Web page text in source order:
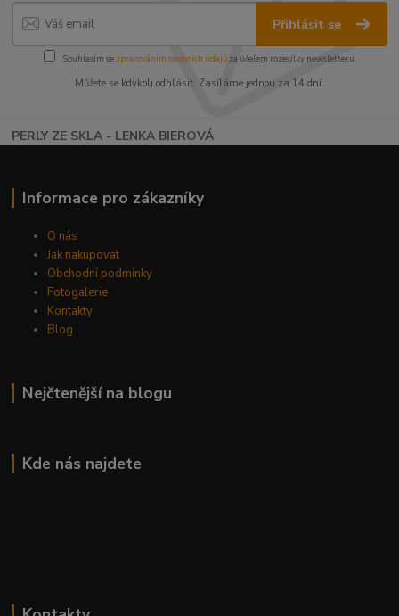
Přihlásit se
Souhlasím se zpracováním osobních údajůza účelem rozesílky newsletteru.
Můžete se kdykoli odhlásit. Zasíláme jednou za 14 dní.
PERLY ZE SKLA - LENKA BIEROVÁ
Informace pro zákazníky
O nás
Jak nakupovat
Obchodní podmínky
Fotogalerie
Kontakty
Blog
Nejčtenější na blogu
Kde nás najdete